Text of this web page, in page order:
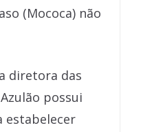
(Mococa) não
diretora das
possui
estabelecer